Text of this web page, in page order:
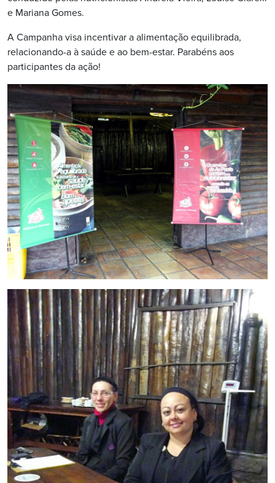
e Mariana Gomes.
A Campanha visa incentivar a alimentação equilibrada,
relacionando-a à saúde e ao bem-estar. Parabéns aos
participantes da ação!